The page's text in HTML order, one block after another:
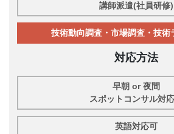
講師派遣(社員研修)
技術動向調査・市場調査・技術
対応方法
早朝 or 夜間
スポットコンサル対
英語対応可